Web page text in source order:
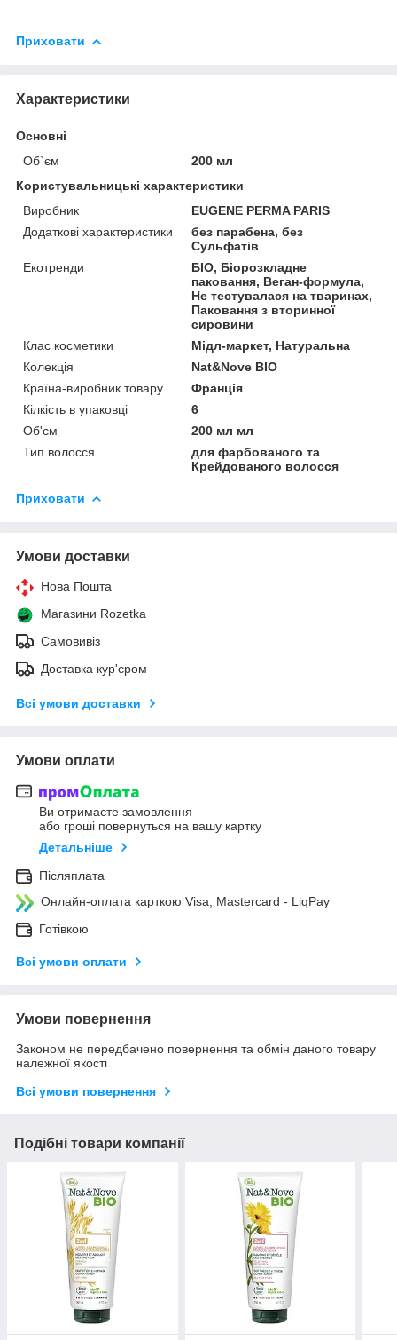
Приховати
Характеристики
Основні
Об`єм
200 мл
Користувальницькі характеристики
Виробник
EUGENE PERMA PARIS
Додаткові характеристики
без парабена, без
Сульфатів
Екотренди
БІО, Біорозкладне
паковання, Веган-формула,
Не тестувалася на тваринах,
Паковання з вторинної
сировини
Клас косметики
Мідл-маркет, Натуральна
Колекція
Nat&Nove BIO
Країна-виробник товару
Франція
Кілкість в упаковці
6
Об'єм
200 мл мл
Тип волосся
для фарбованого та
Крейдованого волосся
Приховати
Умови доставки
Нова Пошта
Магазини Rozetka
Самовивіз
Доставка кур'єром
Всі умови доставки
Умови оплати
Ви отримаєте замовлення
або гроші повернуться на вашу картку
Детальніше
Післяплата
Онлайн-оплата карткою Visa, Mastercard - LiqPay
Готівкою
Всі умови оплати
Умови повернення
Законом не передбачено повернення та обмін даного товару
належної якості
Всі умови повернення
Подібні товари компанії